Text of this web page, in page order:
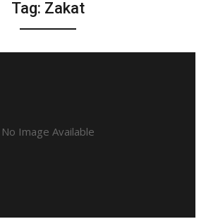
Tag: Zakat
No Image Available